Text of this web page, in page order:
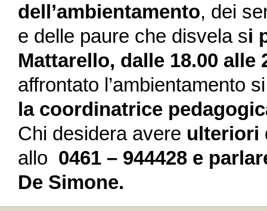
dell’ambientamento, dei
e delle paure che disvela si
Mattarello, dalle 18.00 alle
affrontato l’ambientamento
la coordinatrice
Chi desidera avere ulteriori
allo 0461 – 944428 e
De Simone.